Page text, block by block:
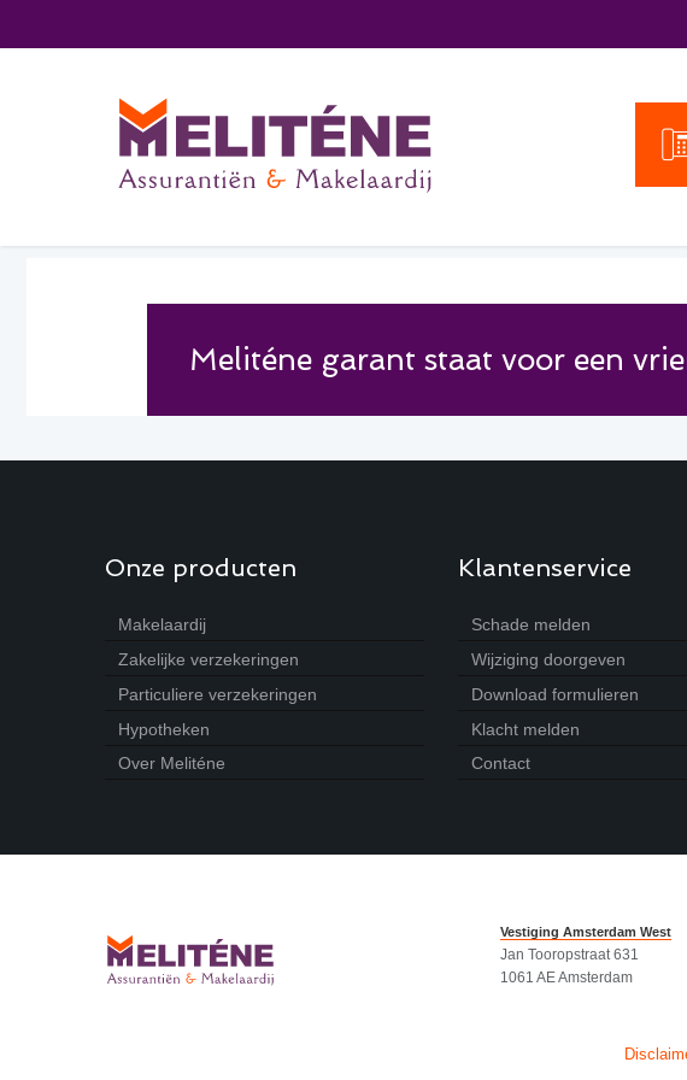
Meliténe garant staat voor een
Onze producten
Makelaardij
Zakelijke verzekeringen
Particuliere verzekeringen
Hypotheken
Over Meliténe
Klantenservice
Schade melden
Wijziging doorgeven
Download formulieren
Klacht melden
Contact
Vestiging Amsterdam West
Jan Tooropstraat 631
1061 AE Amsterdam